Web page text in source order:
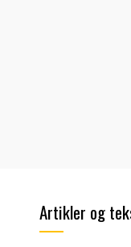
Artikler og